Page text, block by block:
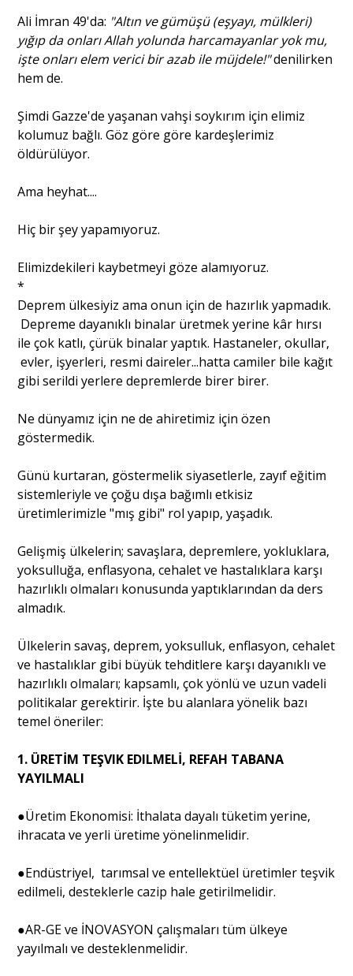
Ali İmran 49'da: "Altın ve gümüşü (eşyayı, mülkleri)
yığıp da onları Allah yolunda harcamayanlar yok mu,
işte onları elem verici bir azab ile müjdele!"denilirken
hem de.
Şimdi Gazze'de yaşanan vahşi soykırım için elimiz
kolumuz bağlı. Göz göre göre kardeşlerimiz
öldürülüyor.
Ama heyhat....
Hiç bir şey yapamıyoruz.
Elimizdekileri kaybetmeyi göze alamıyoruz.
*
Deprem ülkesiyiz ama onun için de hazırlık yapmadık.
Depreme dayanıklı binalar üretmek yerine kâr hırsı
ile çok katlı, çürük binalar yaptık. Hastaneler, okullar,
evler, işyerleri, resmi daireler...hatta camiler bile kağıt
gibi serildi yerlere depremlerde birer birer.
Ne dünyamız için ne de ahiretimiz için özen
göstermedik.
Günü kurtaran, göstermelik siyasetlerle, zayıf eğitim
sistemleriyle ve çoğu dışa bağımlı etkisiz
üretimlerimizle "mış gibi" rol yapıp, yaşadık.
Gelişmiş ülkelerin; savaşlara, depremlere, yokluklara,
yoksulluğa, enflasyona, cehalet ve hastalıklara karşı
hazırlıklı olmaları konusunda yaptıklarından da ders
almadık.
Ülkelerin savaş, deprem, yoksulluk, enflasyon, cehalet
ve hastalıklar gibi büyük tehditlere karşı dayanıklı ve
hazırlıklı olmaları; kapsamlı, çok yönlü ve uzun vadeli
politikalar gerektirir. İşte bu alanlara yönelik bazı
temel öneriler:
1. ÜRETİM TEŞVIK EDILMELİ, REFAH TABANA
YAYILMALI
●Üretim Ekonomisi: İthalata dayalı tüketim yerine,
ihracata ve yerli üretime yönelinmelidir.
●Endüstriyel, tarımsal ve entellektüel üretimler teşvik
edilmeli, desteklerle cazip hale getirilmelidir.
●AR-GE ve İNOVASYON çalışmaları tüm ülkeye
yayılmalı ve desteklenmelidir.